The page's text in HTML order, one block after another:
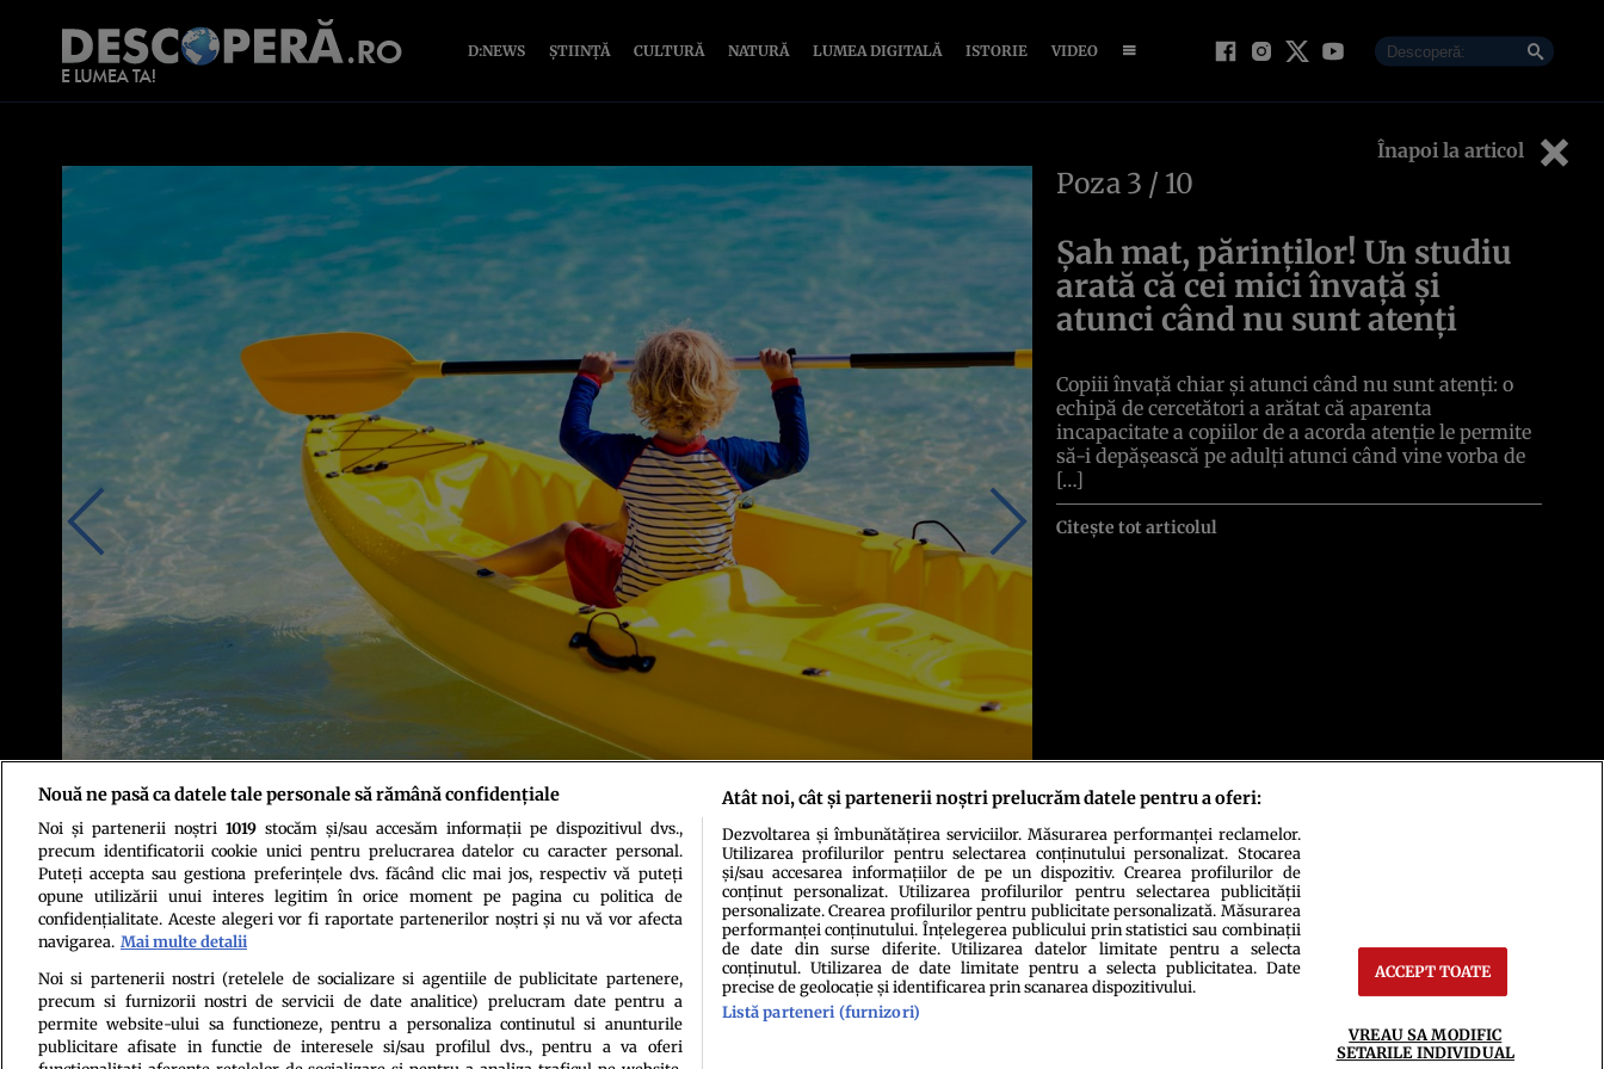
D:NEWS ȘTIINȚĂ CULTURĂ NATURĂ LUMEA DIGITALĂ ISTORIE VIDEO
Înapoi la articol
Foto: Shutterstock
Poza 3 / 10
Șah mat, părinților! Un studiu
arată că cei mici învață și
atunci când nu sunt atenți
Copiii învață chiar și atunci când nu sunt atenți: o
echipă de cercetători a arătat că aparenta
incapacitate a copiilor de a acorda atenție le permite
să-i depășească pe adulți atunci când vine vorba de
[…]
Citește tot articolul
Politica de confidenţialitatePolitica de cookiesTermeni şi condiţiiEchipa redacțională
Nouă ne pasă ca datele tale personale să rămână confidențiale
Noi și partenerii noștri 1019stocăm și/sau accesăm informații pe dispozitivul dvs.,
precum identificatorii cookie unici pentru prelucrarea datelor cu caracter personal.
Puteți accepta sau gestiona preferințele dvs. făcând clic mai jos, respectiv vă puteți
opune utilizării unui interes legitim în orice moment pe pagina cu politica de
confidențialitate. Aceste alegeri vor fi raportate partenerilor noștri și nu vă vor afecta
navigarea. Mai multe detalii
Noi si partenerii nostri (retelele de socializare si agentiile de publicitate partenere,
precum si furnizorii nostri de servicii de date analitice) prelucram date pentru a
permite website-ului sa functioneze, pentru a personaliza continutul si anunturile
publicitare afisate in functie de interesele si/sau profilul dvs., pentru a va oferi
Atât noi, cât și partenerii noștri prelucrăm datele pentru a oferi:
Dezvoltarea și îmbunătățirea serviciilor. Măsurarea performanței reclamelor.
Utilizarea profilurilor pentru selectarea conținutului personalizat. Stocarea
și/sau accesarea informațiilor de pe un dispozitiv. Crearea profilurilor de
conținut personalizat. Utilizarea profilurilor pentru selectarea publicității
personalizate. Crearea profilurilor pentru publicitate personalizată. Măsurarea
performanței conținutului. Înțelegerea publicului prin statistici sau combinații
de date din surse diferite. Utilizarea datelor limitate pentru a selecta
conținutul. Utilizarea de date limitate pentru a selecta publicitatea. Date
precise de geolocație și identificarea prin scanarea dispozitivului.
Listă parteneri (furnizori)
ACCEPT TOATE
VREAU SA MODIFIC
SETARILE INDIVIDUAL